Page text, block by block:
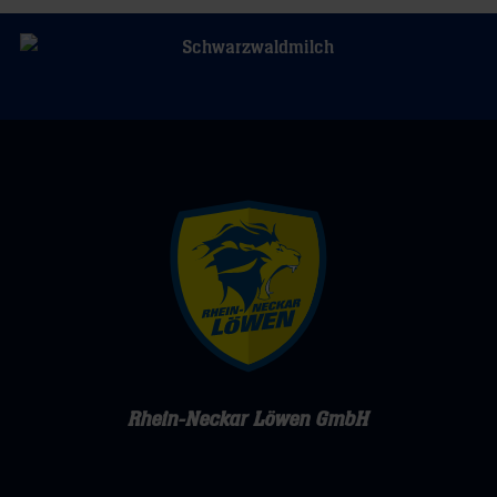
Rhein-Neckar Löwen GmbH